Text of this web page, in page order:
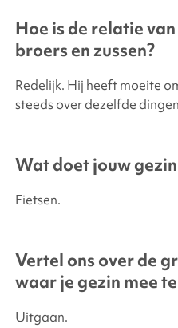
Hoe is de relatie
broers en zussen?
Redelijk. Hij heeft moeite
steeds over dezelfde
Wat doet jouw
Fietsen.
Vertel ons over de
waar je gezin mee
Uitgaan.